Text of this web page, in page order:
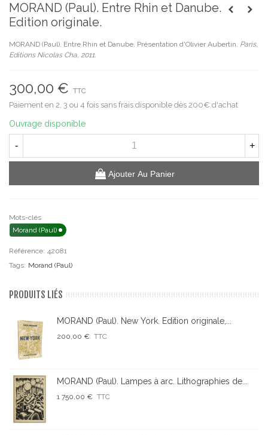
MORAND (Paul). Entre Rhin et Danube.
Edition originale.
MORAND (Paul). Entre Rhin et Danube. Présentation d'Olivier Aubertin. Paris,
Editions Nicolas Cha, 2011.
300,00 € TTC
Paiement en 2, 3 ou 4 fois sans frais disponible dès 200€ d'achat
Ouvrage disponible
- +
Ajouter Au Panier
Mots-clés
Morand (Paul)
Référence: 42081
Tags: Morand (Paul)
PRODUITS LIÉS
MORAND (Paul). New York. Edition originale,...
200,00 € TTC
MORAND (Paul). Lampes à arc. Lithographies de...
1 750,00 € TTC